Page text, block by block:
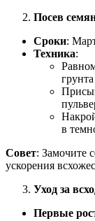
Посев
Сроки:
Техника:
в
Совет: Замочите
ускорения
Уход за
Первые